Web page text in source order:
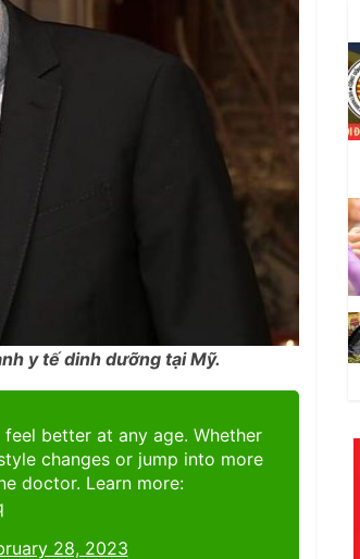
y tế dinh dưỡng tại Mỹ.
better at any age. Whether
changes or jump into more
doctor. Learn more:
28, 2023